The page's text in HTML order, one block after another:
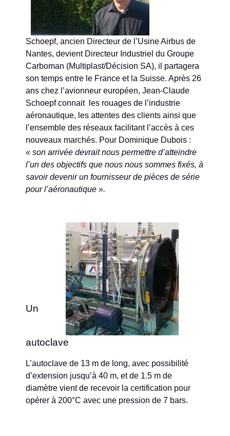
Schoepf, ancien Directeur de l’Usine Airbus de
Nantes, devient Directeur Industriel du Groupe
Carboman (Multiplast/Décision SA), il partagera
son temps entre le France et la Suisse. Après 26
ans chez l’avionneur européen, Jean-Claude
Schoepf connait les rouages de l’industrie
aéronautique, les attentes des clients ainsi que
l’ensemble des réseaux facilitant l’accès à ces
nouveaux marchés. Pour Dominique Dubois :
« son arrivée devrait nous permettre d’atteindre
l’un des objectifs que nous nous sommes fixés, à
savoir devenir un fournisseur de pièces de série
pour l’aéronautique ».
Un
autoclave
L’autoclave de 13 m de long, avec possibilité
d’extension jusqu’à 40 m, et de 1.5 m de
diamètre vient de recevoir la certification pour
opérer à 200°C avec une pression de 7 bars.